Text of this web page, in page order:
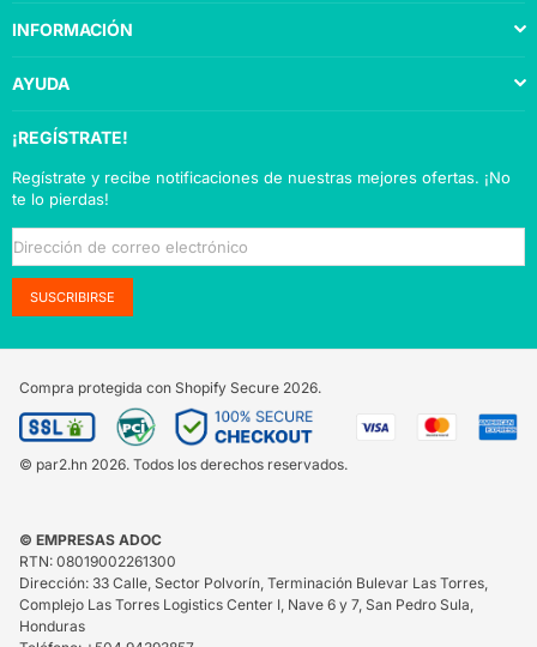
INFORMACIÓN
AYUDA
¡REGÍSTRATE!
Regístrate y recibe notificaciones de nuestras mejores ofertas. ¡No
te lo pierdas!
SUSCRIBIRSE
Compra protegida con Shopify Secure 2026.
© par2.hn 2026. Todos los derechos reservados.
© EMPRESAS ADOC
RTN: 08019002261300
Dirección: 33 Calle, Sector Polvorín, Terminación Bulevar Las Torres,
Complejo Las Torres Logistics Center I, Nave 6 y 7, San Pedro Sula,
Honduras